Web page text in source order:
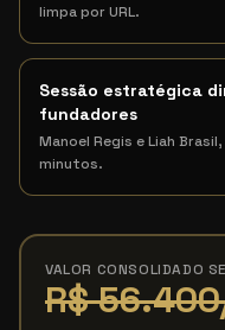
limpa por URL.
Sessão estratégica
fundadores
Manoel Regis e Liah
minutos.
VALOR CONSOLIDADO
R$ 56.400